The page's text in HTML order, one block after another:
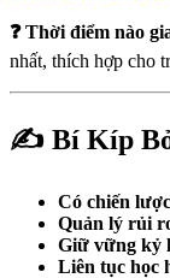
❓ Thời điểm nào
nhất, thích hợp cho
✍️ Bí Kíp
Có chiến
Quản lý rủi
Giữ vững kỷ
Liên tục học